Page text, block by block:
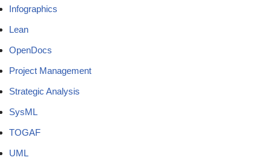
Infographics
Lean
OpenDocs
Project Management
Strategic Analysis
SysML
TOGAF
UML